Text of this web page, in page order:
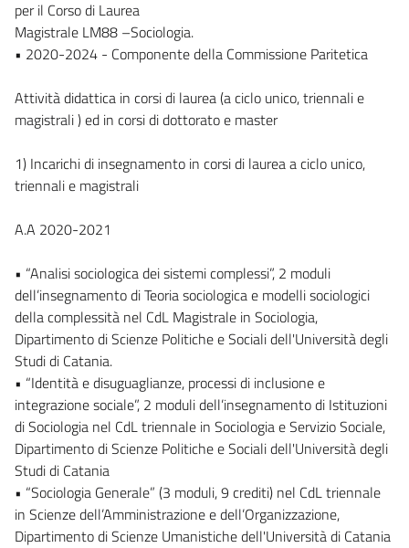
per il Corso di Laurea
Magistrale LM88 –Sociologia.
• 2020-2024 - Componente della Commissione Paritetica
Attività didattica in corsi di laurea (a ciclo unico, triennali e
magistrali ) ed in corsi di dottorato e master
1) Incarichi di insegnamento in corsi di laurea a ciclo unico,
triennali e magistrali
A.A 2020-2021
• “Analisi sociologica dei sistemi complessi”, 2 moduli
dell’insegnamento di Teoria sociologica e modelli sociologici
della complessità nel CdL Magistrale in Sociologia,
Dipartimento di Scienze Politiche e Sociali dell'Università degli
Studi di Catania.
• “Identità e disuguaglianze, processi di inclusione e
integrazione sociale”, 2 moduli dell’insegnamento di Istituzioni
di Sociologia nel CdL triennale in Sociologia e Servizio Sociale,
Dipartimento di Scienze Politiche e Sociali dell'Università degli
Studi di Catania
• “Sociologia Generale” (3 moduli, 9 crediti) nel CdL triennale
in Scienze dell’Amministrazione e dell’Organizzazione,
Dipartimento di Scienze Umanistiche dell'Università di Catania